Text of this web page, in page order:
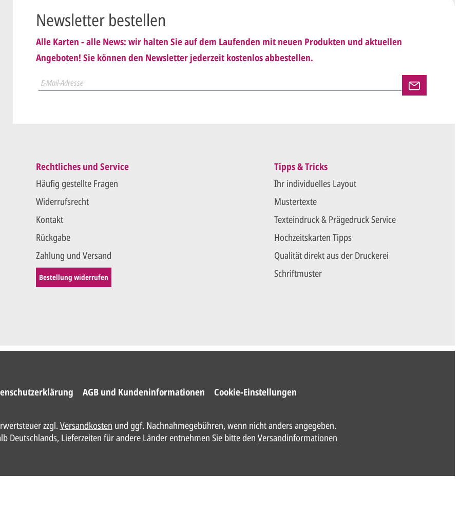
Sie erteilen uns per E-Mail dieDruckfreigabe.
Wir drucken und versenden Ihre Karten.
Rechtliches und Service
Häufig gestellte Fragen
Widerrufsrecht
Kontakt
Rückgabe
Zahlung und Versand
Bestellung widerrufen
Tipps & Tricks
Ihr individuelles Layout
Mustertexte
Texteindruck & Prägedruck Service
Hochzeitskarten Tipps
Qualität direkt aus der Druckerei
Schriftmuster
Newsletter bestellen
Alle Karten - alle News: wir halten Sie auf dem Laufenden mit neuen Produkten und aktuellen
Angeboten! Sie können den Newsletter jederzeit kostenlos abbestellen.
AGB und Kundeninformationen Cookie-Einstellungen
zzgl. Versandkosten und ggf. Nachnahmegebühren, wenn nicht anders angegeben.
Deutschlands, Lieferzeiten für andere Länder entnehmen Sie bitte den Versandinformationen